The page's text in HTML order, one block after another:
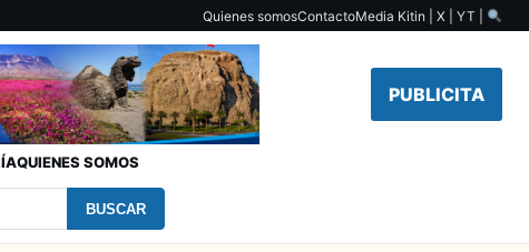
Quienes somosContactoMedia Kitin | X | YT |
PUBLICITA
QUIENES SOMOS
BUSCAR